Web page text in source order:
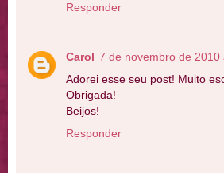
Responder
Carol 7 de novembro de 2010
Adorei esse seu post! Muito
Obrigada!
Beijos!
Responder